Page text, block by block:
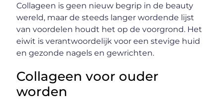
Collageen is geen nieuw begrip in de beauty
wereld, maar de steeds langer wordende lijst
van voordelen houdt het op de voorgrond. Het
eiwit is verantwoordelijk voor een stevige huid
en gezonde nagels en gewrichten.
Collageen voor ouder
worden